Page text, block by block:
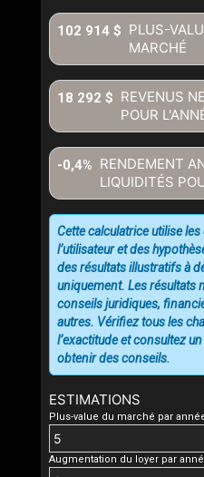
PLUS-
MARCHÉ
102 914 $
REVENUS
POUR
18 292 $
RENDEMENT
LIQUIDITÉS
-0,4%
ESTIMATIONS
Plus-value du marché par
Augmentation du loyer par
Cette calculatrice utilise
l’utilisateur et des
des résultats illustratifs à
uniquement. Les résultats
conseils juridiques,
autres. Vérifiez tous les
l’exactitude et consultez
obtenir des conseils.